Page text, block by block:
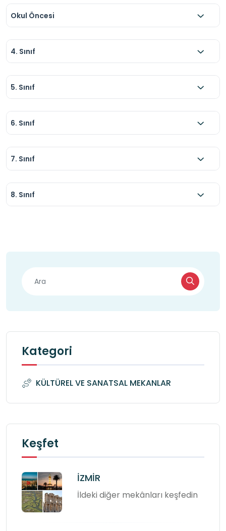
Okul Öncesi
4. Sınıf
5. Sınıf
6. Sınıf
7. Sınıf
8. Sınıf
Kategori
KÜLTÜREL VE SANATSAL MEKANLAR
Keşfet
İZMİR
İldeki diğer mekânları keşfedin